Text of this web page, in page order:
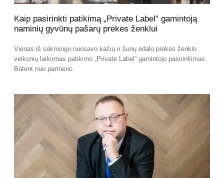
Kaip pasirinkti patikimą „Private Label“ gamintoją
naminių gyvūnų pašarų prekės ženklui
Vienas iš sėkmingo nuosavo kačių ir šunų ėdalo prekės ženklo
veiksnių laikomas patikimo „Private Label“ gamintojo pasirinkimas.
Būtent nuo partnerio